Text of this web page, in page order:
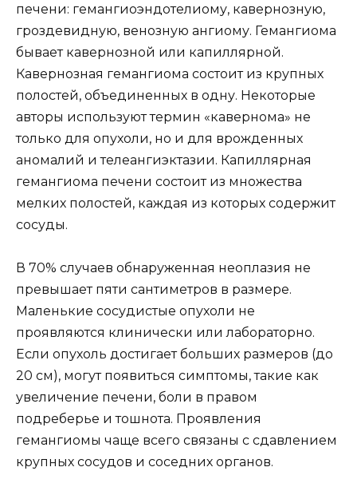
печени: гемангиоэндотелиому, кавернозную,
гроздевидную, венозную ангиому. Гемангиома
бывает кавернозной или капиллярной.
Кавернозная гемангиома состоит из крупных
полостей, объединенных в одну. Некоторые
авторы используют термин «кавернома» не
только для опухоли, но и для врожденных
аномалий и телеангиэктазии. Капиллярная
гемангиома печени состоит из множества
мелких полостей, каждая из которых содержит
сосуды.
В 70% случаев обнаруженная неоплазия не
превышает пяти сантиметров в размере.
Маленькие сосудистые опухоли не
проявляются клинически или лабораторно.
Если опухоль достигает больших размеров (до
20 см), могут появиться симптомы, такие как
увеличение печени, боли в правом
подреберье и тошнота. Проявления
гемангиомы чаще всего связаны с сдавлением
крупных сосудов и соседних органов.